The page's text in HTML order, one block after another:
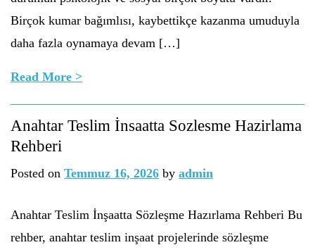
Birçok kumar bağımlısı, kaybettikçe kazanma umuduyla
daha fazla oynamaya devam […]
Read More >
Anahtar Teslim İnsaatta Sozlesme Hazirlama
Rehberi
Posted on Temmuz 16, 2026 by admin
Anahtar Teslim İnşaatta Sözleşme Hazırlama Rehberi Bu
rehber, anahtar teslim inşaat projelerinde sözleşme